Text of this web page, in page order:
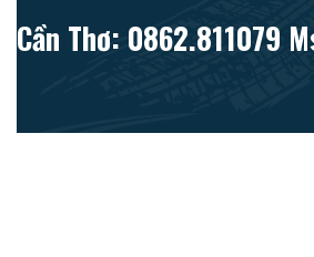
Cần Thơ: 0862.811079